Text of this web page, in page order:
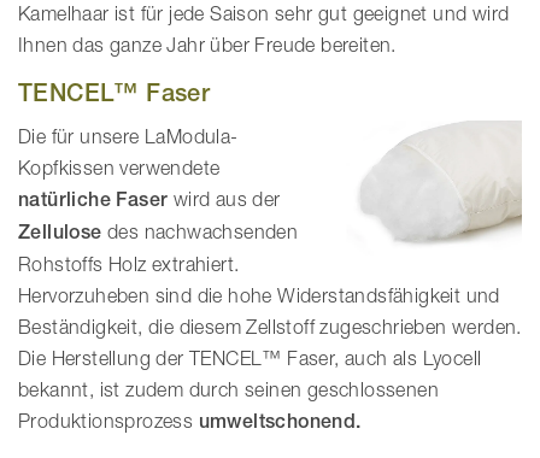
Kamelhaar ist für jede Saison sehr gut geeignet und wird
Ihnen das ganze Jahr über Freude bereiten.
TENCEL™ Faser
Die für unsere LaModula-
Kopfkissen verwendete
natürliche Faser wird aus der
Zellulose des nachwachsenden
Rohstoffs Holz extrahiert.
Hervorzuheben sind die hohe Widerstandsfähigkeit und
Beständigkeit, die diesem Zellstoff zugeschrieben werden.
Die Herstellung der TENCEL™ Faser, auch als Lyocell
bekannt, ist zudem durch seinen geschlossenen
Produktionsprozess umweltschonend.